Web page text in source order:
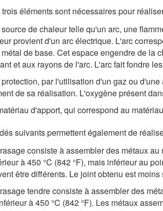
éléments sont nécessaires pour
de chaleur telle qu'un arc, une
provient d'un arc électrique. L'arc
de base. Cet espace engendre de la
et aux rayons de l'arc. L'arc fait fondre
par l'utilisation d'un gaz ou
de sa réalisation. L'oxygène présent
d'apport, qui correspond au
suivants permettent également de
consiste à assembler des métaux
à 450 °C (842 °F), mais inférieur au
être différents. Le joint obtenu est
tendre consiste à assembler des
à 450 °C (842 °F). Les métaux